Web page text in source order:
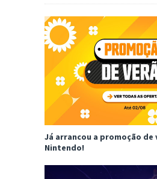
Já arrancou a promoção de
Nintendo!